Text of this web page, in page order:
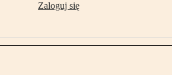
Zaloguj się